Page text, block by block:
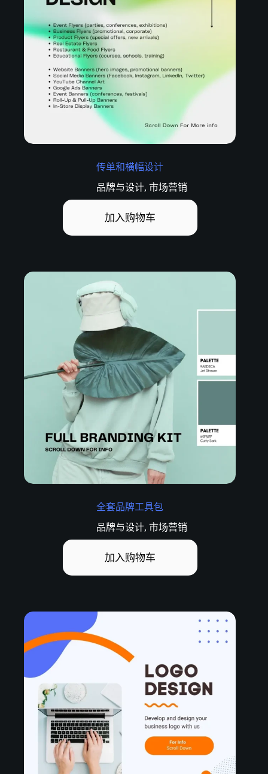
传单和横幅设计
品牌与设计,市场营销
加入购物车
全套品牌工具包
品牌与设计,市场营销
加入购物车